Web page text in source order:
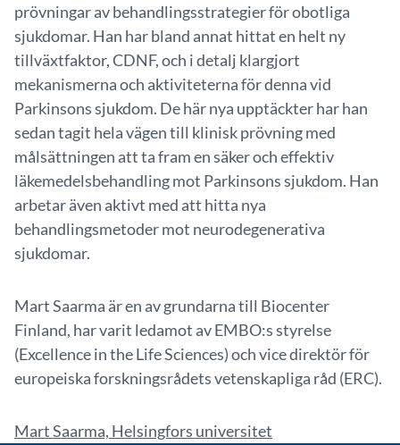
prövningar av behandlingsstrategier för obotliga
sjukdomar. Han har bland annat hittat en helt ny
tillväxtfaktor, CDNF, och i detalj klargjort
mekanismerna och aktiviteterna för denna vid
Parkinsons sjukdom. De här nya upptäckter har han
sedan tagit hela vägen till klinisk prövning med
målsättningen att ta fram en säker och effektiv
läkemedelsbehandling mot Parkinsons sjukdom. Han
arbetar även aktivt med att hitta nya
behandlingsmetoder mot neurodegenerativa
sjukdomar.
Mart Saarma är en av grundarna till Biocenter
Finland, har varit ledamot av EMBO:s styrelse
(Excellence in the Life Sciences) och vice direktör för
europeiska forskningsrådets vetenskapliga råd (ERC).
Mart Saarma, Helsingfors universitet